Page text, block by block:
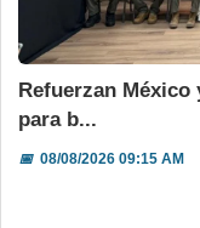
Refuerzan
para b...
📅08/08/2026 09:15 AM